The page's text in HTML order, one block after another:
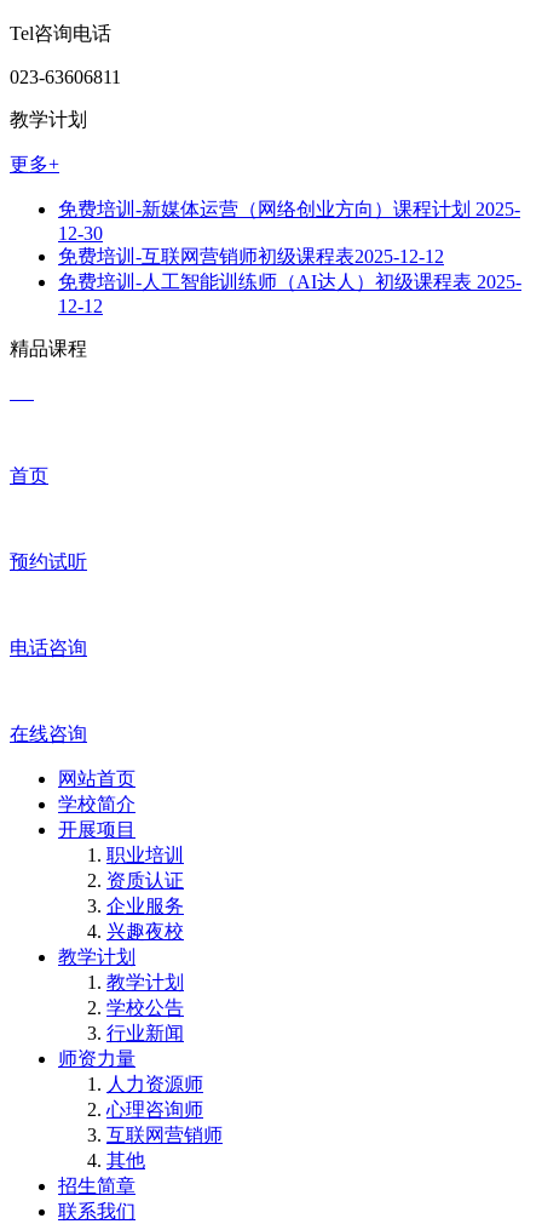
Tel咨询电话
023-63606811
教学计划
更多+
免费培训-新媒体运营（网络创业方向）课程计划 2025-
12-30
免费培训-互联网营销师初级课程表​2025-12-12
免费培训-人工智能训练师（AI达人）初级课程表 2025-
12-12
精品课程
首页
预约试听
电话咨询
在线咨询
网站首页
学校简介
开展项目
职业培训
资质认证
企业服务
兴趣夜校
教学计划
教学计划
学校公告
行业新闻
师资力量
人力资源师
心理咨询师
互联网营销师
其他
招生简章
联系我们